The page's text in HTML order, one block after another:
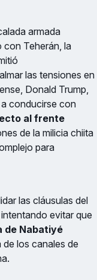
armada
con Teherán, la
las tensiones en
Donald Trump,
conducirse con
al frente
de la milicia chiita
para
las cláusulas del
evitar que
de Nabatiyé
los canales de